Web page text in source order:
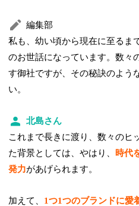
編集部
私も、幼い頃から現在に至るま
のお世話になっています。数々
す御社ですが、その秘訣のよう
い。
北島さん
これまで長きに渡り、数々のヒ
た背景としては、やはり、 時代
発力があげられます。
加えて、 1つ1つのブランドに愛